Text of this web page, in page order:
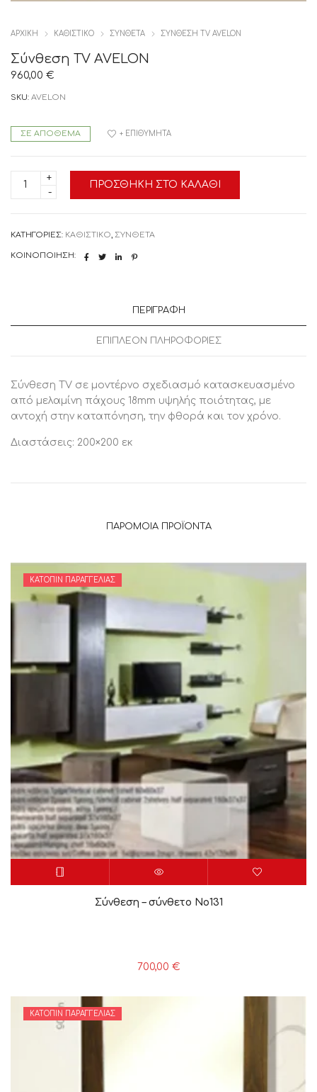
ΑΡΧΙΚΉ ΚΑΘΙΣΤΙΚΟ ΣΥΝΘΕΤΑ ΣΎΝΘΕΣΗ TV AVELON
Σύνθεση TV AVELON
960,00 €
SKU: AVELON
ΣΕ ΑΠΌΘΕΜΑ
Σύνθεση
ΠΡΟΣΘΉΚΗ ΣΤΟ ΚΑΛΆΘΙ
+ ΕΠΙΘΥΜΗΤΆ
ΚΑΤΗΓΟΡΊΕΣ: ΚΑΘΙΣΤΙΚΟ, ΣΥΝΘΕΤΑ
ΚΟΙΝΟΠΟΊΗΣΗ:
ΠΕΡΙΓΡΑΦΉ
ΕΠΙΠΛΈΟΝ ΠΛΗΡΟΦΟΡΊΕΣ
Σύνθεση TV σε μοντέρνο σχεδιασμό κατασκευασμένο
από μελαμίνη πάχους 18mm υψηλής ποιότητας, με
αντοχή στην καταπόνηση, την φθορά και τον χρόνο.
Διαστάσεις: 200×200 εκ
ΠΑΡΌΜΟΙΑ ΠΡΟΪΌΝΤΑ
ΚΑΤΌΠΙΝ ΠΑΡΑΓΓΕΛΊΑΣ
Σύνθεση – σύνθετο Νο131
700,00 €
ΚΑΤΌΠΙΝ ΠΑΡΑΓΓΕΛΊΑΣ